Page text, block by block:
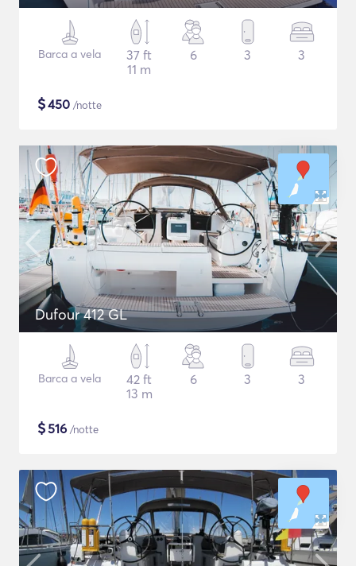
Barca a vela
37 ft
11 m
6 3 3
$450 /notte
Dufour 412 GL
Barca a vela
42 ft
13 m
6 3 3
$516 /notte